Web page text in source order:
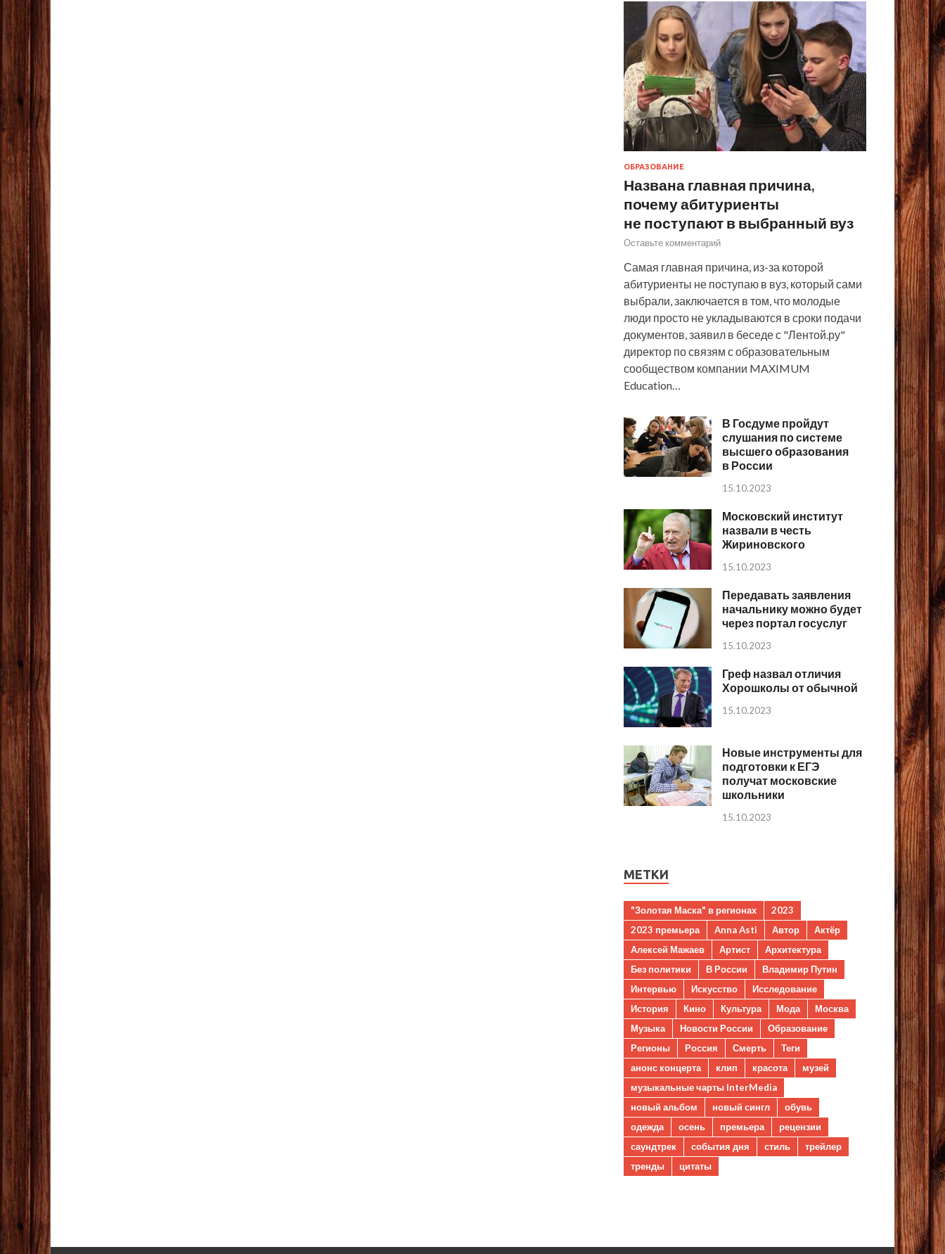
ОБРАЗОВАНИЕ
Названа главная причина,
почему абитуриенты
не поступают в выбранный вуз
Оставьте комментарий
Самая главная причина, из-за которой
абитуриенты не поступаю в вуз, который сами
выбрали, заключается в том, что молодые
люди просто не укладываются в сроки подачи
документов, заявил в беседе с "Лентой.ру"
директор по связям с образовательным
сообществом компании MAXIMUM
Education…
В Госдуме пройдут
слушания по системе
высшего образования
в России
15.10.2023
Московский институт
назвали в честь
Жириновского
15.10.2023
Передавать заявления
начальнику можно будет
через портал госуслуг
15.10.2023
Греф назвал отличия
Хорошколы от обычной
15.10.2023
Новые инструменты для
подготовки к ЕГЭ
получат московские
школьники
15.10.2023
МЕТКИ
"Золотая Маска" в регионах
2023
2023 премьера
Anna Asti Автор
Актёр
Алексей Мажаев
Артист
Архитектура
Без политики
В России
Владимир Путин
Интервью
Искусство
Исследование
История
Кино Культура Мода
Москва
Музыка
Новости России
Образование
Регионы
Россия Смерть
Теги
анонс концерта
клип красота
музей
музыкальные чарты InterMedia
новый альбом
новый сингл
обувь
одежда
осень премьера
рецензии
саундтрек
события дня стиль
трейлер
тренды
цитаты